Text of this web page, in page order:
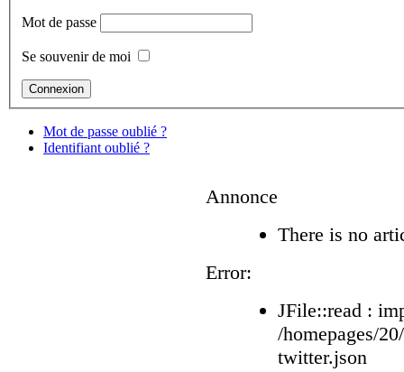
Mot de passe
Se souvenir de moi
Mot de passe oublié ?
Identifiant oublié ?
Annonce
There is no
Error:
JFile::read :
/homepages/
twitter.json